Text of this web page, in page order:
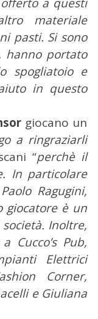
materiale
pasti. Si sono
hanno portato
spogliatoio e
in questo
giocano un
a ringraziarli
“perchè il
In particolare
Ragugini,
giocatore è un
Inoltre,
Cucco’s Pub,
Elettrici
Corner,
e Giuliana